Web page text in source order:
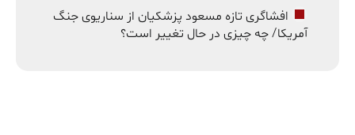
افشاگری تازه مسعود پزشکیان از سناریوی جنگ
آمریکا/ چه چیزی در حال تغییر است؟